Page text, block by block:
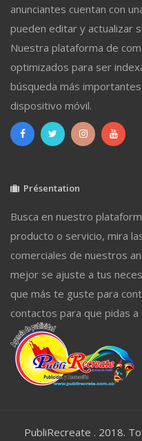
anunciantes cuentan con
pueden editar y actualizar
Nuestra plataforma de
optimizados para ser
búsqueda más
dispositivo móvil.
Présentation
Busca en nuestro
producto o servicio, mira
comerciales de nuestros
mejor se ajuste a tus
que más te guste para
contactos para que pidas a
PubliRecreate . 2018.